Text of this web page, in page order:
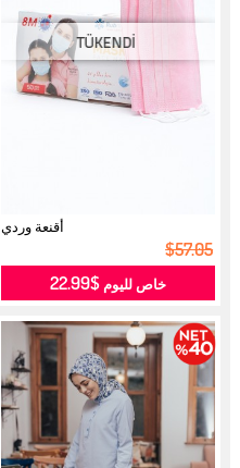
أقنعة وردي
$57.05
خاص لليوم$22.99